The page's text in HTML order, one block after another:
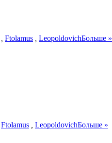
Ftolamus LeopoldovichБольше »
Ftolamus LeopoldovichБольше »